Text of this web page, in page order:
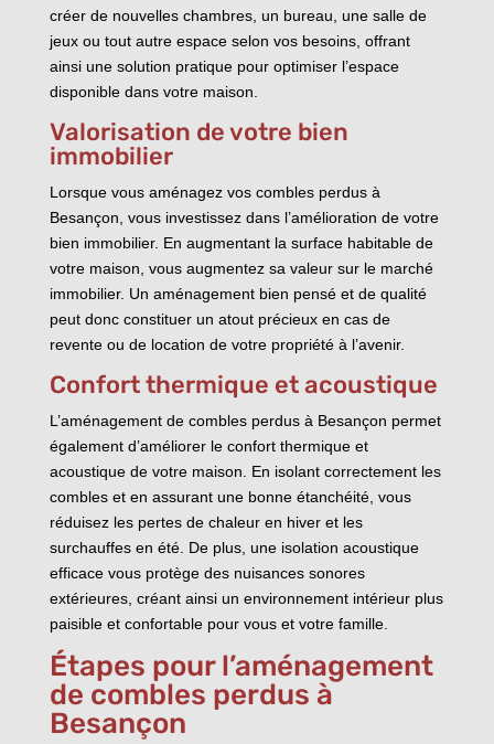
créer de nouvelles chambres, un bureau, une salle de
jeux ou tout autre espace selon vos besoins, offrant
ainsi une solution pratique pour optimiser l’espace
disponible dans votre maison.
Valorisation de votre bien
immobilier
Lorsque vous aménagez vos combles perdus à
Besançon, vous investissez dans l’amélioration de votre
bien immobilier. En augmentant la surface habitable de
votre maison, vous augmentez sa valeur sur le marché
immobilier. Un aménagement bien pensé et de qualité
peut donc constituer un atout précieux en cas de
revente ou de location de votre propriété à l’avenir.
Confort thermique et acoustique
L’aménagement de combles perdus à Besançon permet
également d’améliorer le confort thermique et
acoustique de votre maison. En isolant correctement les
combles et en assurant une bonne étanchéité, vous
réduisez les pertes de chaleur en hiver et les
surchauffes en été. De plus, une isolation acoustique
efficace vous protège des nuisances sonores
extérieures, créant ainsi un environnement intérieur plus
paisible et confortable pour vous et votre famille.
Étapes pour l’aménagement
de combles perdus à
Besançon